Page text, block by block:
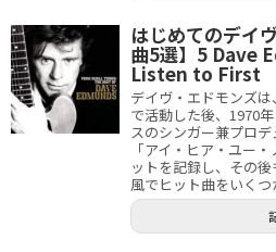
はじめてのデイ
曲5選】5 Dave
Listen to First
デイヴ・エドモンズ
で活動した後、1970
スのシンガー兼プロ
「アイ・ヒア・ユー
ットを記録し、その
風でヒット曲をいくつ